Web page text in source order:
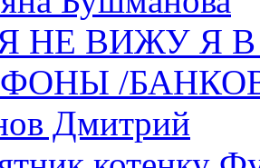
НЕ ВИЖУ Я
/
Дмитрий